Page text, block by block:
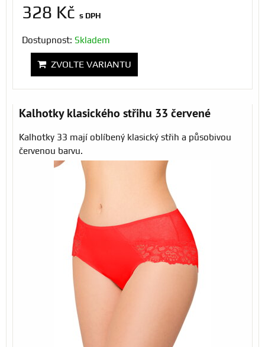
328 Kč s DPH
Dostupnost: Skladem
ZVOLTE VARIANTU
Kalhotky klasického střihu 33 červené
Kalhotky 33 mají oblíbený klasický střih a působivou
červenou barvu.